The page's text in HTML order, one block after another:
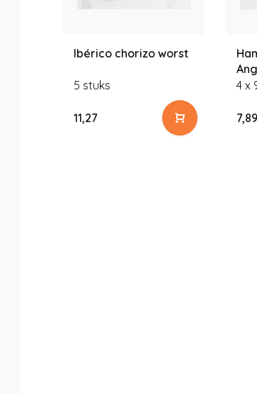
Ibérico chorizo worst
5 stuks
11,27
4 x
7,89